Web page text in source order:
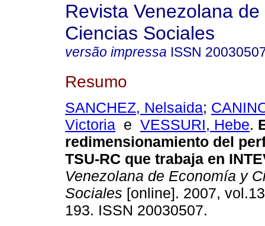
Revista Venezolana
Ciencias Sociales
versão impressa ISSN
Resumo
SANCHEZ, Nelsaida;
Victoria e VESSURI, Hebe.
redimensionamiento del
TSU-RC que trabaja en
Venezolana de Economía y
Sociales [online]. 2007,
193. ISSN 20030507.